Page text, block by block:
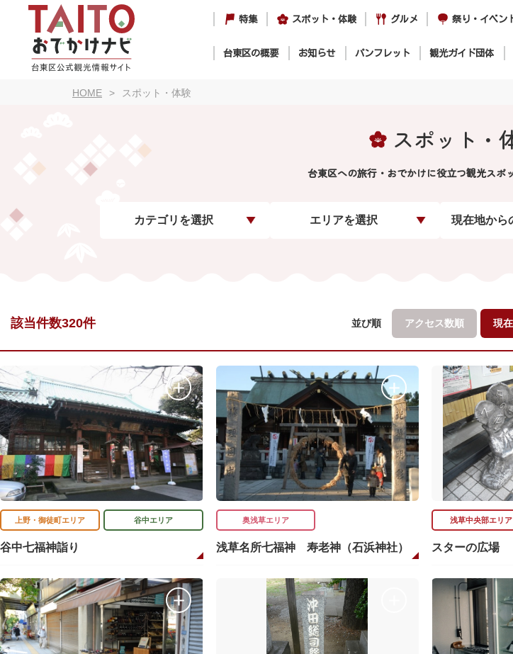
特集 スポット・体験 グルメ 祭り・イベン
台東区の概要 お知らせ パンフレット 観光ガイド団体
HOME スポット・体験
スポット・
台東区への旅行・おでかけに役立つ観光スポ
カテゴリを選択 エリアを選択 現在地から
該当件数320件 並び順 アクセス数順 現
上野・御徒町エリア 谷中エリア
谷中七福神詣り
奥浅草エリア
浅草名所七福神 寿老神（石浜神社）
浅草中央部エリア
スターの広場